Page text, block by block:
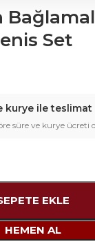
Set
kurye ile teslimat
süre ve kurye ücreti
EKLE
HEMEN AL